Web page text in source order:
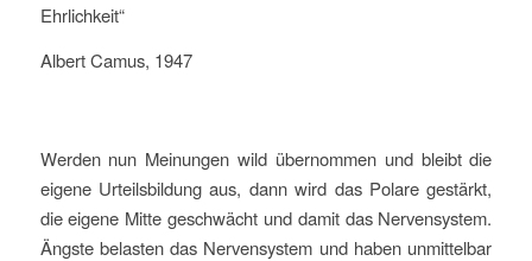
Ehrlichkeit“
Albert Camus, 1947
Werden nun Meinungen wild übernommen und bleibt die
eigene Urteilsbildung aus, dann wird das Polare gestärkt,
die eigene Mitte geschwächt und damit das Nervensystem.
Ängste belasten das Nervensystem und haben unmittelbar